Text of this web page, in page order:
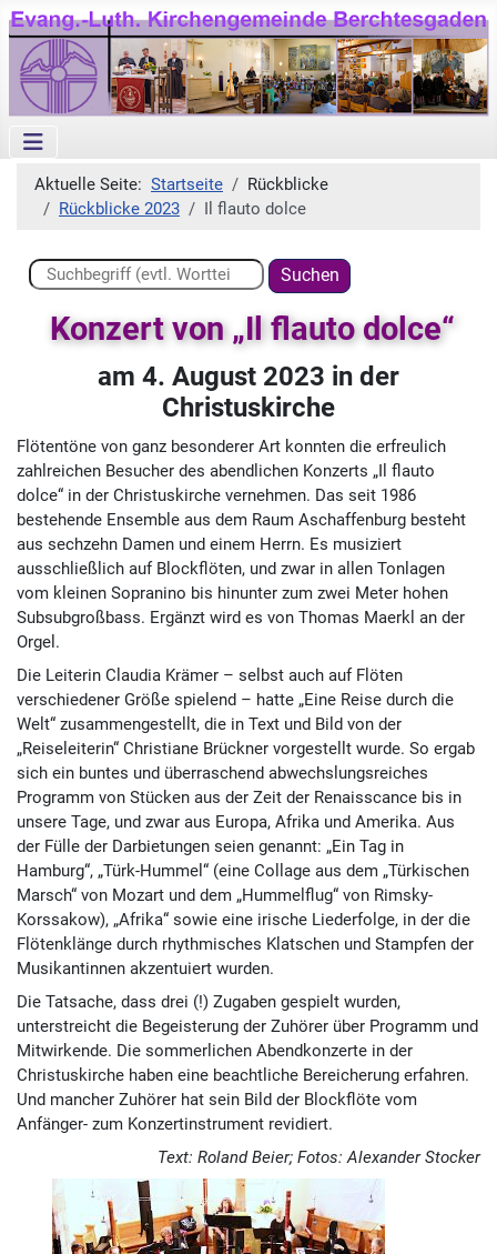
Aktuelle Seite: Startseite
Rückblicke
Rückblicke 2023
Il flauto dolce
Suchen ...
Suchen
Konzert von „Il flauto dolce“
am 4. August 2023 in der
Christuskirche
Flötentöne von ganz besonderer Art konnten die erfreulich
zahlreichen Besucher des abendlichen Konzerts „Il flauto
dolce“ in der Christuskirche vernehmen. Das seit 1986
bestehende Ensemble aus dem Raum Aschaffenburg besteht
aus sechzehn Damen und einem Herrn. Es musiziert
ausschließlich auf Blockflöten, und zwar in allen Tonlagen
vom kleinen Sopranino bis hinunter zum zwei Meter hohen
Subsubgroßbass. Ergänzt wird es von Thomas Maerkl an der
Orgel.
Die Leiterin Claudia Krämer – selbst auch auf Flöten
verschiedener Größe spielend – hatte „Eine Reise durch die
Welt“ zusammengestellt, die in Text und Bild von der
„Reiseleiterin“ Christiane Brückner vorgestellt wurde. So ergab
sich ein buntes und überraschend abwechslungsreiches
Programm von Stücken aus der Zeit der Renaisscance bis in
unsere Tage, und zwar aus Europa, Afrika und Amerika. Aus
der Fülle der Darbietungen seien genannt: „Ein Tag in
Hamburg“, „Türk-Hummel“ (eine Collage aus dem „Türkischen
Marsch“ von Mozart und dem „Hummelflug“ von Rimsky-
Korssakow), „Afrika“ sowie eine irische Liederfolge, in der die
Flötenklänge durch rhythmisches Klatschen und Stampfen der
Musikantinnen akzentuiert wurden.
Die Tatsache, dass drei (!) Zugaben gespielt wurden,
unterstreicht die Begeisterung der Zuhörer über Programm und
Mitwirkende. Die sommerlichen Abendkonzerte in der
Christuskirche haben eine beachtliche Bereicherung erfahren.
Und mancher Zuhörer hat sein Bild der Blockflöte vom
Anfänger- zum Konzertinstrument revidiert.
Text: Roland Beier; Fotos: Alexander Stocker